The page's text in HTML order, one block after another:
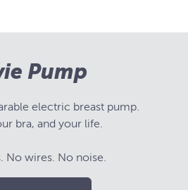
Pump
electric breast pump.
bra, and your life.
No wires. No noise.